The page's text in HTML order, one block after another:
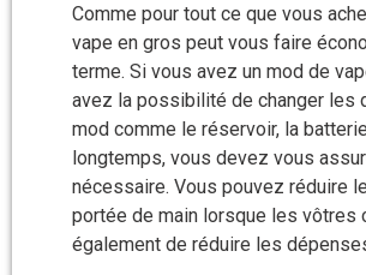
Comme pour tout ce que vous
vape en gros peut vous faire
terme. Si vous avez un mod de
avez la possibilité de changer
mod comme le réservoir, la
longtemps, vous devez vous
nécessaire. Vous pouvez réduire
portée de main lorsque les vôtres
également de réduire les